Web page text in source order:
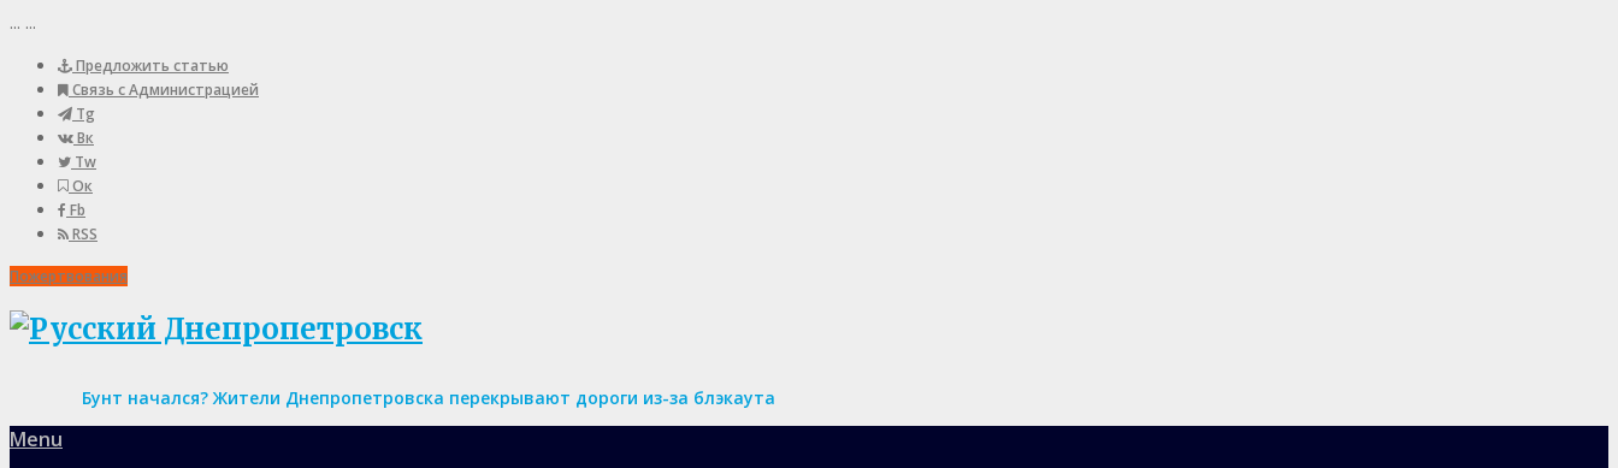
... ...
Предложить статью
Связь с Администрацией
Tg
Вк
Tw
Ок
Fb
RSS
Пожертвования
Бунт начался? Жители Днепропетровска перекрывают дороги из-за блэкаута
Menu